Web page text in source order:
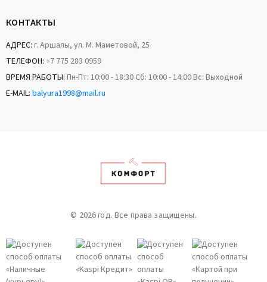
КОНТАКТЫ
АДРЕС: г. Аршалы, ул. М. Маметовой, 25
ТЕЛЕФОН: +7 775 283 0959
ВРЕМЯ РАБОТЫ: Пн-Пт: 10:00 - 18:30 Сб: 10:00 - 14:00 Вс: Выходной
E-MAIL: balyura1998@mail.ru
© 2026 год. Все права защищены.